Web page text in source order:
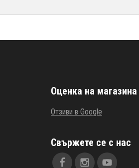
Оценка на магазина
Отзиви в Google
Свържете се с нас